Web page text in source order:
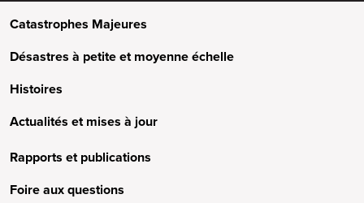
Catastrophes Majeures
Désastres à petite et moyenne échelle
Histoires
Actualités et mises à jour
Rapports et publications
Foire aux questions